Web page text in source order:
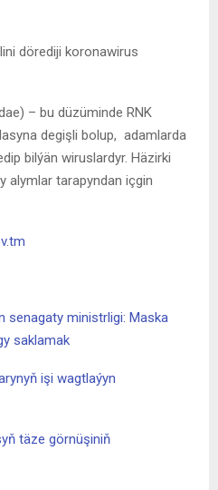
dörediji koronawirus
– bu düzüminde RNK
degişli bolup, adamlarda
bilýän wiruslardyr. Häzirki
alymlar tarapyndan içgin
senagaty ministrligi: Maska
saklamak
işi wagtlaýyn
täze görnüşiniň